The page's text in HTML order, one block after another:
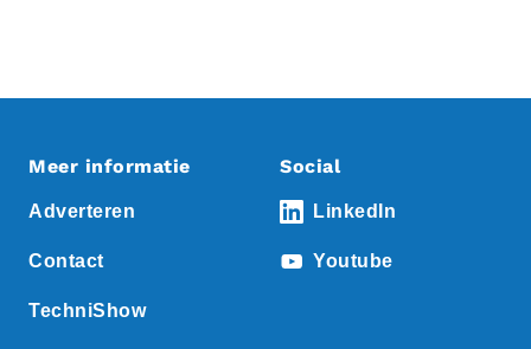
Meer informatie
Adverteren
Contact
TechniShow
Social
LinkedIn
Youtube